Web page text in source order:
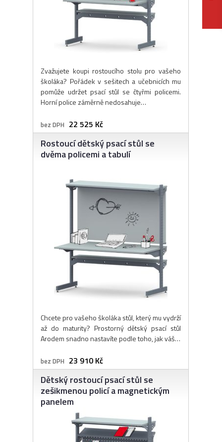
Zvažujete koupi rostoucího stolu pro vašeho
školáka? Pořádek v sešitech a učebnicích mu
pomůže udržet psací stůl se čtyřmi policemi.
Horní police záměrně nedosahuje…
bez DPH 22 525 Kč
Rostoucí dětský psací stůl se
dvěma policemi a tabulí
Chcete pro vašeho školáka stůl, který mu vydrží
až do maturity? Prostorný dětský psací stůl
Arodem snadno nastavíte podle toho, jak váš…
bez DPH 23 910 Kč
Dětský rostoucí psací stůl se
zešikmenou policí a magnetickým
panelem